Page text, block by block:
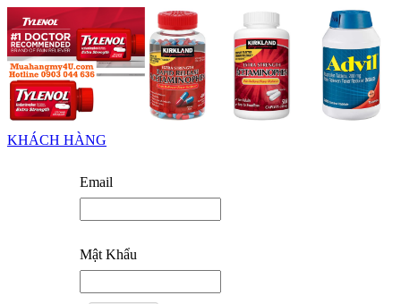
KHÁCH HÀNG
Email
Mật Khẩu